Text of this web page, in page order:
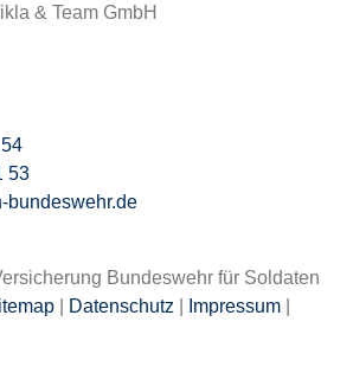
& Team GmbH
53
bundeswehr.de
Bundeswehr für Soldaten
Datenschutz Impressum